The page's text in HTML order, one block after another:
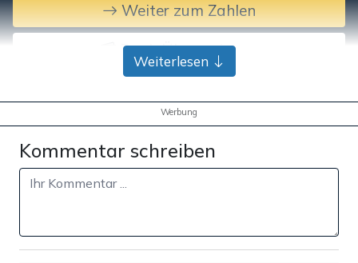
Weiter zum Zahlen
Bank-Überweisung
Weiterlesen
Werbung
Kommentar schreiben